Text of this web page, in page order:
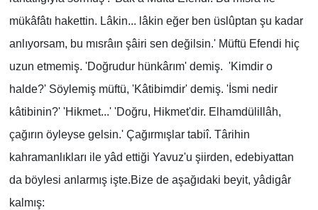
mükâfâtı hakettin. Lâkin... lâkin eğer ben üslûptan şu kadar
anlıyorsam, bu mısrâın şâiri sen değilsin.' Müftü Efendi hiç
uzun etmemiş. 'Doğrudur hünkârım' demiş. 'Kimdir o
halde?' Söylemiş müftü, 'Kâtibimdir' demiş. 'İsmi nedir
kâtibinin?' 'Hikmet...' 'Doğru, Hikmet'dir. Elhamdülillâh,
çağırın öyleyse gelsin.' Çağırmışlar tabiî. Târihin
kahramanlıkları ile yâd ettiği Yavuz'u şiirden, edebiyattan
da böylesi anlarmış işte.Bize de aşağıdaki beyit, yâdigâr
kalmış: